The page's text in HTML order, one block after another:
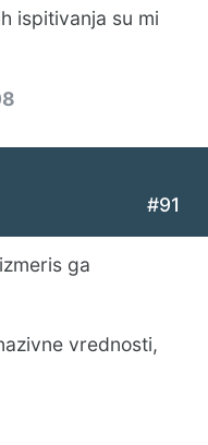
ispitivanja su mi
#91
ga
vrednosti,